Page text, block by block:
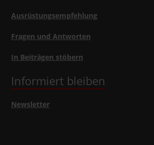
Ausrüstungsempfehlung
Fragen und Antworten
In Beiträgen stöbern
Informiert bleiben
Newsletter